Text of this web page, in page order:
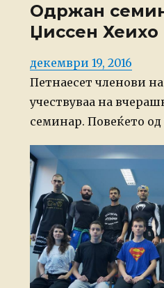
Одржан
Џиссен Хеихо
Posted
on
декември 19, 2016
Петнаесет членови
учествуваа на
семинар. Повеќето